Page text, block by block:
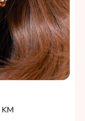
KM